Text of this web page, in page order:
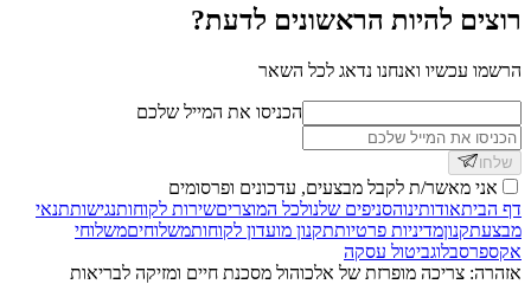
רוצים להיות הראשונים לדעת?
הרשמו עכשיו ואנחנו נדאג לכל השאר
הכניסו את המייל שלכם
שלחו
אני מאשר/ת לקבל מבצעים, עדכונים ופרסומים
דף הביתאודותינוהסניפים שלנולכל המוצריםשירות לקוחותנגישותתנאי
מבצעתקנוןמדיניות פרטיותתקנון מועדון לקוחותמשלוחיםמשלוחי
אקספרסבלוגביטול עסקה
אזהרה: צריכה מופרזת של אלכוהול מסכנת חיים ומזיקה לבריאות